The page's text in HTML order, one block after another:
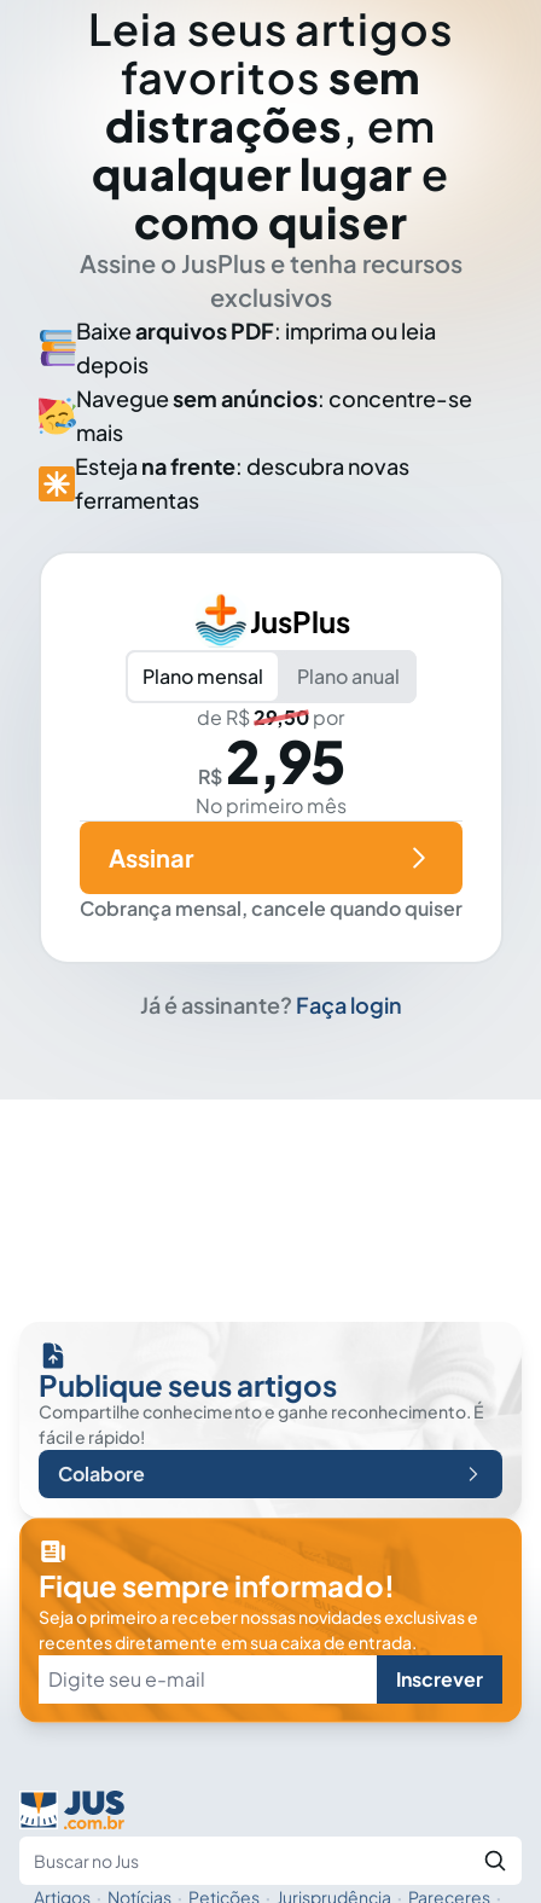
Leia seus artigos
favoritos sem
distrações, em
qualquer lugar e
como quiser
Assine o JusPlus e tenha recursos
exclusivos
Baixearquivos PDF: imprima ou leia
depois
Naveguesem anúncios: concentre-se
mais
Esteja na frente: descubra novas
ferramentas
JusPlus
Plano mensal
Plano anual
de R$29,50por
R$ 2,95
No primeiro mês
Cobrança mensal, cancele quando quiser
Assinar
Já é assinante? Faça login
Publique seus artigos
Compartilhe conhecimento e ganhe reconhecimento. É
fácil e rápido!
Colabore
Fique sempre informado!
Seja o primeiro a receber nossas novidades exclusivas e
recentes diretamente em sua caixa de entrada.
Inscrever
Artigos · Notícias · Petições · Jurisprudência · Pareceres ·